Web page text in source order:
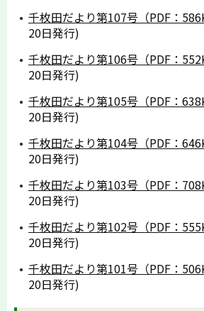
千枚田だより第107号（PDF：
20日発行)
千枚田だより第106号（PDF：
20日発行)
千枚田だより第105号（PDF：
20日発行)
千枚田だより第104号（PDF：
20日発行)
千枚田だより第103号（PDF：
20日発行)
千枚田だより第102号（PDF：
20日発行)
千枚田だより第101号（PDF：
20日発行)